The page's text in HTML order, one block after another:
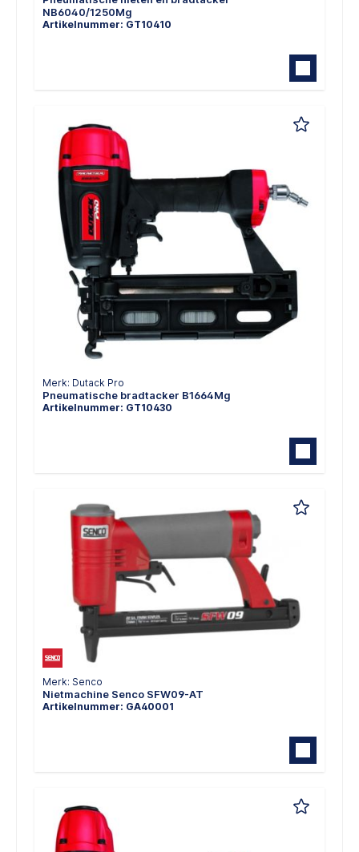
NB6040/1250Mg
Artikelnummer: GT10410
Merk: Dutack Pro
Pneumatische bradtacker B1664Mg
Artikelnummer: GT10430
Merk: Senco
Nietmachine Senco SFW09-AT
Artikelnummer: GA40001